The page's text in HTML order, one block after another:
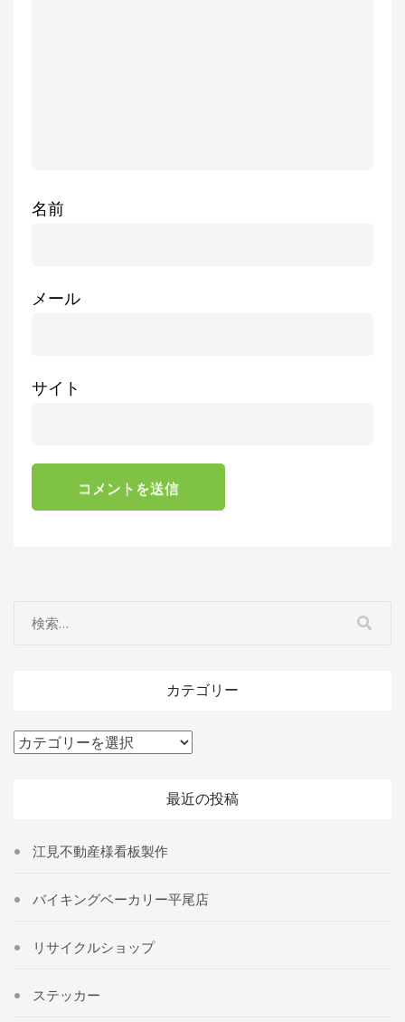
名前
メール
サイト
カテゴリー
カ
最近の投稿
江見不動産様看板製作
バイキングベーカリー平尾店
リサイクルショップ
ステッカー